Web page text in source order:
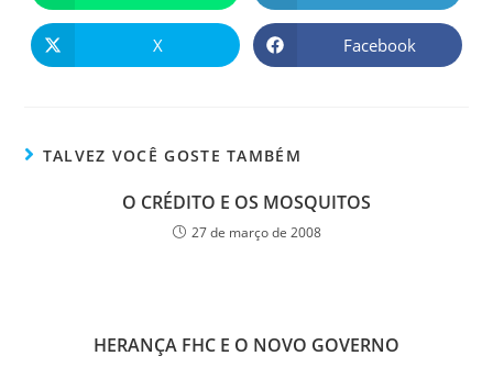
X Facebook
TALVEZ VOCÊ GOSTE TAMBÉM
O CRÉDITO E OS MOSQUITOS
27 de março de 2008
HERANÇA FHC E O NOVO GOVERNO